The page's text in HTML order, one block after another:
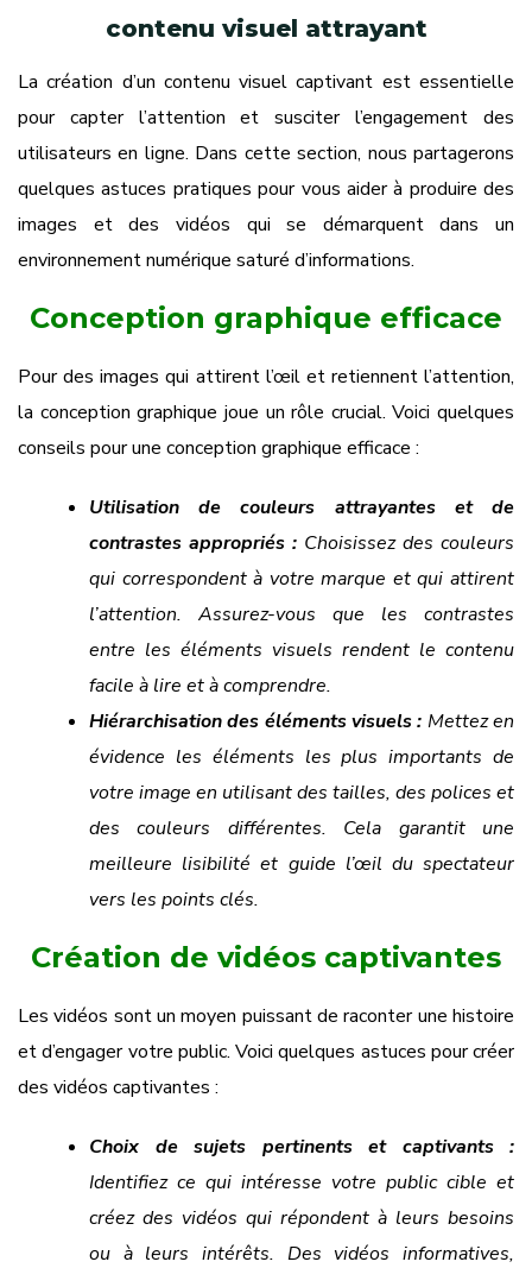
contenu visuel attrayant
La création d’un contenu visuel captivant est essentielle
pour capter l’attention et susciter l’engagement des
utilisateurs en ligne. Dans cette section, nous partagerons
quelques astuces pratiques pour vous aider à produire des
images et des vidéos qui se démarquent dans un
environnement numérique saturé d’informations.
Conception graphique efficace
Pour des images qui attirent l’œil et retiennent l’attention,
la conception graphique joue un rôle crucial. Voici quelques
conseils pour une conception graphique efficace :
Utilisation de couleurs attrayantes et de
contrastes appropriés : Choisissez des couleurs
qui correspondent à votre marque et qui attirent
l’attention. Assurez-vous que les contrastes
entre les éléments visuels rendent le contenu
facile à lire et à comprendre.
Hiérarchisation des éléments visuels : Mettez en
évidence les éléments les plus importants de
votre image en utilisant des tailles, des polices et
des couleurs différentes. Cela garantit une
meilleure lisibilité et guide l’œil du spectateur
vers les points clés.
Création de vidéos captivantes
Les vidéos sont un moyen puissant de raconter une histoire
et d’engager votre public. Voici quelques astuces pour créer
des vidéos captivantes :
Choix de sujets pertinents et captivants :
Identifiez ce qui intéresse votre public cible et
créez des vidéos qui répondent à leurs besoins
ou à leurs intérêts. Des vidéos informatives,